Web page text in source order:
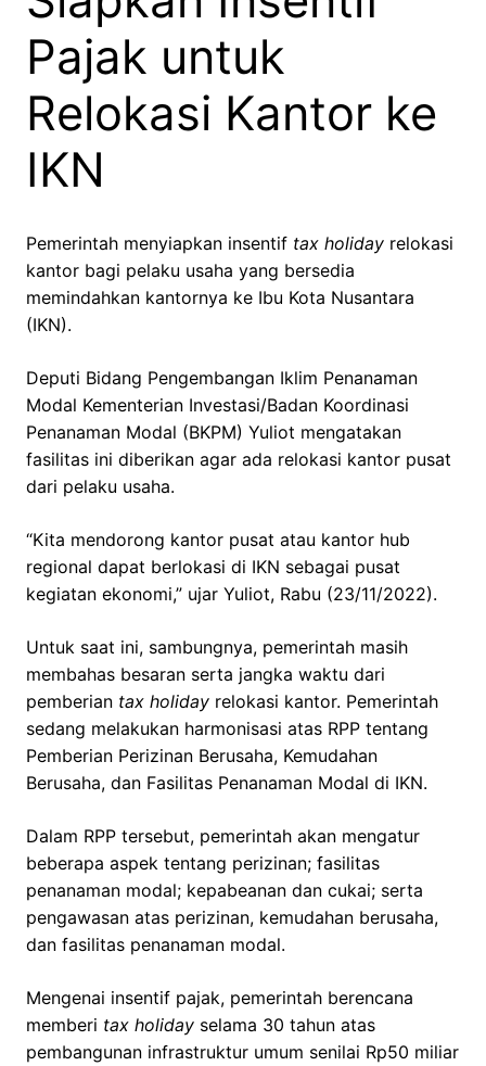
Pajak untuk
Relokasi Kantor ke
IKN
Pemerintah menyiapkan insentif tax holiday relokasi
kantor bagi pelaku usaha yang bersedia
memindahkan kantornya ke Ibu Kota Nusantara
(IKN).
Deputi Bidang Pengembangan Iklim Penanaman
Modal Kementerian Investasi/Badan Koordinasi
Penanaman Modal (BKPM) Yuliot mengatakan
fasilitas ini diberikan agar ada relokasi kantor pusat
dari pelaku usaha.
“Kita mendorong kantor pusat atau kantor hub
regional dapat berlokasi di IKN sebagai pusat
kegiatan ekonomi,” ujar Yuliot, Rabu (23/11/2022).
Untuk saat ini, sambungnya, pemerintah masih
membahas besaran serta jangka waktu dari
pemberian tax holiday relokasi kantor. Pemerintah
sedang melakukan harmonisasi atas RPP tentang
Pemberian Perizinan Berusaha, Kemudahan
Berusaha, dan Fasilitas Penanaman Modal di IKN.
Dalam RPP tersebut, pemerintah akan mengatur
beberapa aspek tentang perizinan; fasilitas
penanaman modal; kepabeanan dan cukai; serta
pengawasan atas perizinan, kemudahan berusaha,
dan fasilitas penanaman modal.
Mengenai insentif pajak, pemerintah berencana
memberi tax holiday selama 30 tahun atas
pembangunan infrastruktur umum senilai Rp50 miliar